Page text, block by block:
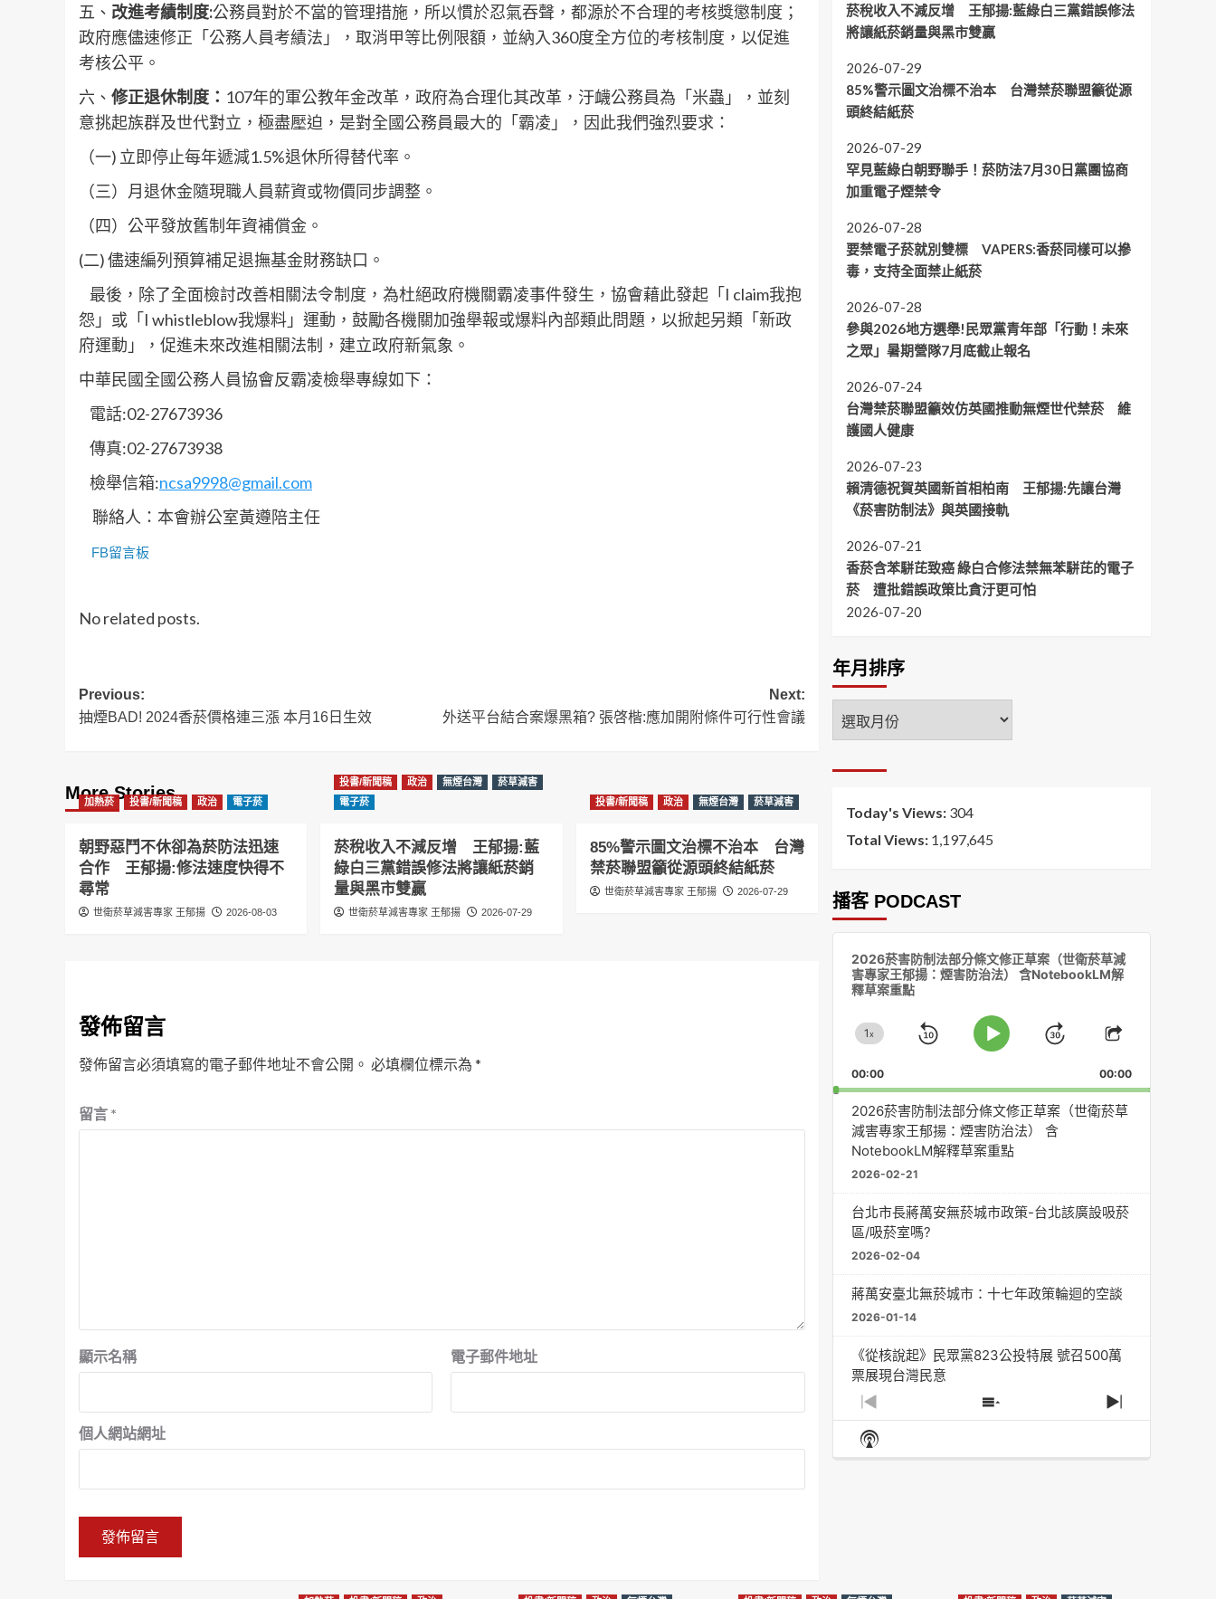
五、 改進考績制度:公務員對於不當的管理措施，所以慣於忍氣吞聲，都源於不合理的考核獎懲制度；
政府應儘速修正「公務人員考績法」，取消甲等比例限額，並納入360度全方位的考核制度，以促進
考核公平。
六、 修正退休制度： 107年的軍公教年金改革，政府為合理化其改革，汙衊公務員為「米蟲」，並刻
意挑起族群及世代對立，極盡壓迫，是對全國公務員最大的「霸凌」，因此我們強烈要求：
（一) 立即停止每年遞減1.5%退休所得替代率。
（三）月退休金隨現職人員薪資或物價同步調整。
（四）公平發放舊制年資補償金。
(二) 儘速編列預算補足退撫基金財務缺口。
最後，除了全面檢討改善相關法令制度，為杜絕政府機關霸凌事件發生，協會藉此發起「I claim我抱
怨」或「I whistleblow我爆料」運動，鼓勵各機關加強舉報或爆料內部類此問題，以掀起另類「新政
府運動」，促進未來改進相關法制，建立政府新氣象。
中華民國全國公務人員協會反霸凌檢舉專線如下：
電話:02-27673936
傳真:02-27673938
檢舉信箱:ncsa9998@gmail.com
聯絡人：本會辦公室黃遵陪主任
FB留言板
No related posts.
Post
navigation
Previous:
抽煙BAD! 2024香菸價格連三漲 本月16日生效
Next:
外送平台結合案爆黑箱? 張啓楷:應加開附條件可行性會議
More Stories
加熱菸 投書/新聞稿 政治 電子菸
朝野惡鬥不休卻為菸防法迅速
合作 王郁揚:修法速度快得不
尋常
世衛菸草減害專家 王郁揚 2026-08-03
投書/新聞稿 政治 無煙台灣
菸草減害
電子菸
菸稅收入不減反增 王郁揚:藍
綠白三黨錯誤修法將讓紙菸銷
量與黑市雙贏
世衛菸草減害專家 王郁揚 2026-07-29
投書/新聞稿 政治 無煙台灣 菸草減害
85%警示圖文治標不治本 台灣
禁菸聯盟籲從源頭終結紙菸
世衛菸草減害專家 王郁揚 2026-07-29
發佈留言
發佈留言必須填寫的電子郵件地址不會公開。 必填欄位標示為 *
留言 *
顯示名稱 電子郵件地址
個人網站網址
菸稅收入不減反增 王郁揚:藍綠白三黨錯誤修法
將讓紙菸銷量與黑市雙贏
2026-07-29
85%警示圖文治標不治本 台灣禁菸聯盟籲從源
頭終結紙菸
2026-07-29
罕見藍綠白朝野聯手！菸防法7月30日黨團協商
加重電子煙禁令
2026-07-28
要禁電子菸就別雙標 VAPERS:香菸同樣可以摻
毒，支持全面禁止紙菸
2026-07-28
參與2026地方選舉!民眾黨青年部「行動！未來
之眾」暑期營隊7月底截止報名
2026-07-24
台灣禁菸聯盟籲效仿英國推動無煙世代禁菸 維
護國人健康
2026-07-23
賴清德祝賀英國新首相柏南 王郁揚:先讓台灣
《菸害防制法》與英國接軌
2026-07-21
香菸含苯駢芘致癌 綠白合修法禁無苯駢芘的電子
菸 遭批錯誤政策比貪汙更可怕
2026-07-20
年月排序
年
月
Today's Views: 304
Total Views: 1,197,645
播客 PODCAST
2026菸害防制法部分條文修正草案（世衛菸草減
害專家王郁揚：煙害防治法） 含NotebookLM解
釋草案重點
Change
Rate
1x
Skip Play
Jump
Forward
Share
Episode
00:00 00:00
2026菸害防制法部分條文修正草案（世衛菸草
減害專家王郁揚：煙害防治法） 含
NotebookLM解釋草案重點
2026-02-21
台北市長蔣萬安無菸城市政策-台北該廣設吸菸
區/吸菸室嗎?
2026-02-04
蔣萬安臺北無菸城市：十七年政策輪迴的空談
2026-01-14
《從核說起》民眾黨823公投特展 號召500萬
票展現台灣民意
2025-08-11
大罷免凸 <726,823反罷免主題曲> #大展鴻圖
2025-07-05
Previous
Episode
Show
Episodes
Next
Episode
Show
Podcast